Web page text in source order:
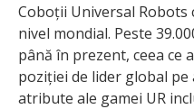
Coboții Universal Robots
nivel mondial. Peste
până în prezent, ceea ce
poziției de lider global pe
atribute ale gamei UR